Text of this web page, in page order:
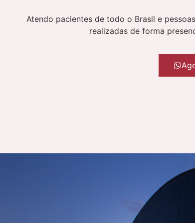
Atendo pacientes de todo o Brasil e
realizadas de forma